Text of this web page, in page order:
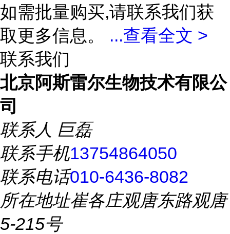
如需批量购买,请联系我们获
取更多信息。 ...查看全文 >
联系我们
北京阿斯雷尔生物技术有限公
司
联系人 巨磊
联系手机13754864050
联系电话010-6436-8082
所在地址崔各庄观唐东路观唐
5-215号